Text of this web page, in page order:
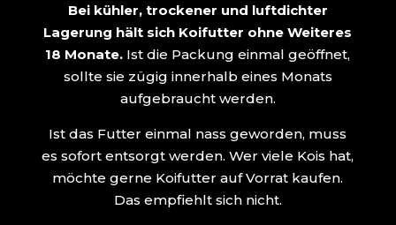
Bei kühler, trockener und luftdichter
Lagerung hält sich Koifutter ohne Weiteres
18 Monate. Ist die Packung einmal geöffnet,
sollte sie zügig innerhalb eines Monats
aufgebraucht werden.
Ist das Futter einmal nass geworden, muss
es sofort entsorgt werden. Wer viele Kois hat,
möchte gerne Koifutter auf Vorrat kaufen.
Das empfiehlt sich nicht.